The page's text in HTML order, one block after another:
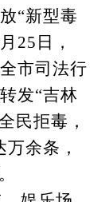
“新型毒
25日，
市司法行
发“吉林
民拒毒，
余条，